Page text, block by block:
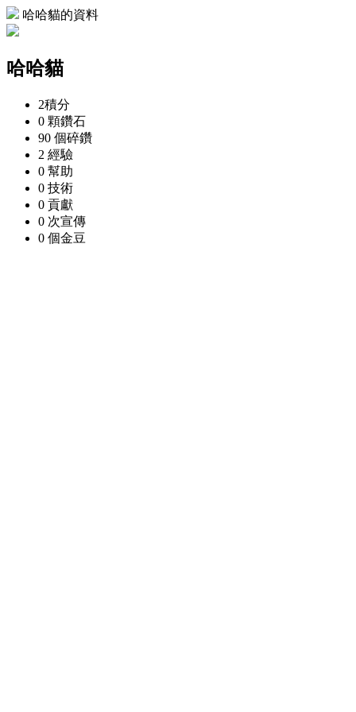
哈哈貓的資料
哈哈貓
2積分
0 顆鑽石
90 個碎鑽
2 經驗
0 幫助
0 技術
0 貢獻
0 次宣傳
0 個金豆